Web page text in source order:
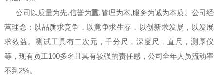
公司以质量为先,信誉为重,管理为本,服务为诚为本质。公司经
营理念：以品质求竞争，以竟争求生存，以创新求发展，以发展
求效益。测试工具有二次元，千分尺，深度尺，直尺，测厚仪
等，现有员工100多名且具有较强的责任感，公司全年人员流动率
不到2%。